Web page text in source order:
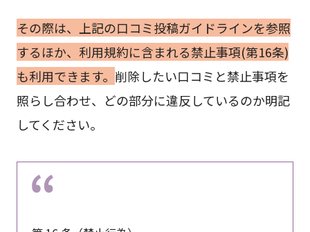
その際は、上記の口コミ投稿ガイドラインを参照
するほか、利用規約に含まれる禁止事項(第16条)
も利用できます。 削除したい口コミと禁止事項を
照らし合わせ、どの部分に違反しているのか明記
してください。